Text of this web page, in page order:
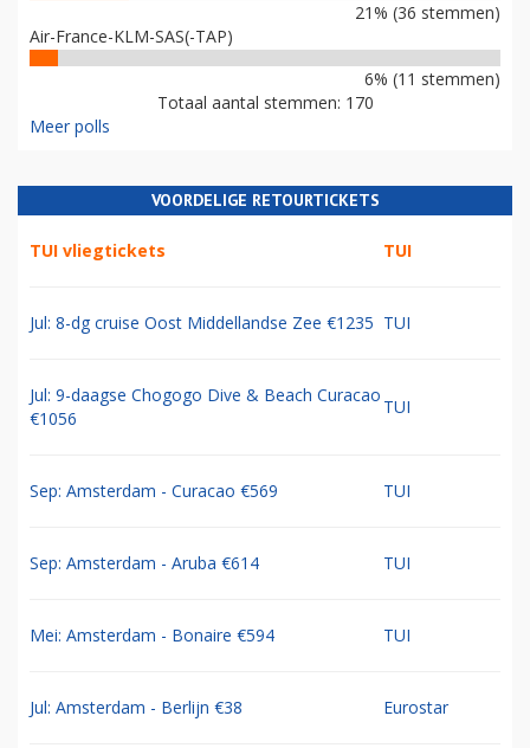
21% (36 stemmen)
Air-France-KLM-SAS(-TAP)
6% (11 stemmen)
Totaal aantal stemmen: 170
Meer polls
VOORDELIGE RETOURTICKETS
TUI vliegtickets TUI
Jul: 8-dg cruise Oost Middellandse Zee €1235 TUI
Jul: 9-daagse Chogogo Dive & Beach Curacao
€1056
TUI
Sep: Amsterdam - Curacao €569 TUI
Sep: Amsterdam - Aruba €614 TUI
Mei: Amsterdam - Bonaire €594 TUI
Jul: Amsterdam - Berlijn €38 Eurostar